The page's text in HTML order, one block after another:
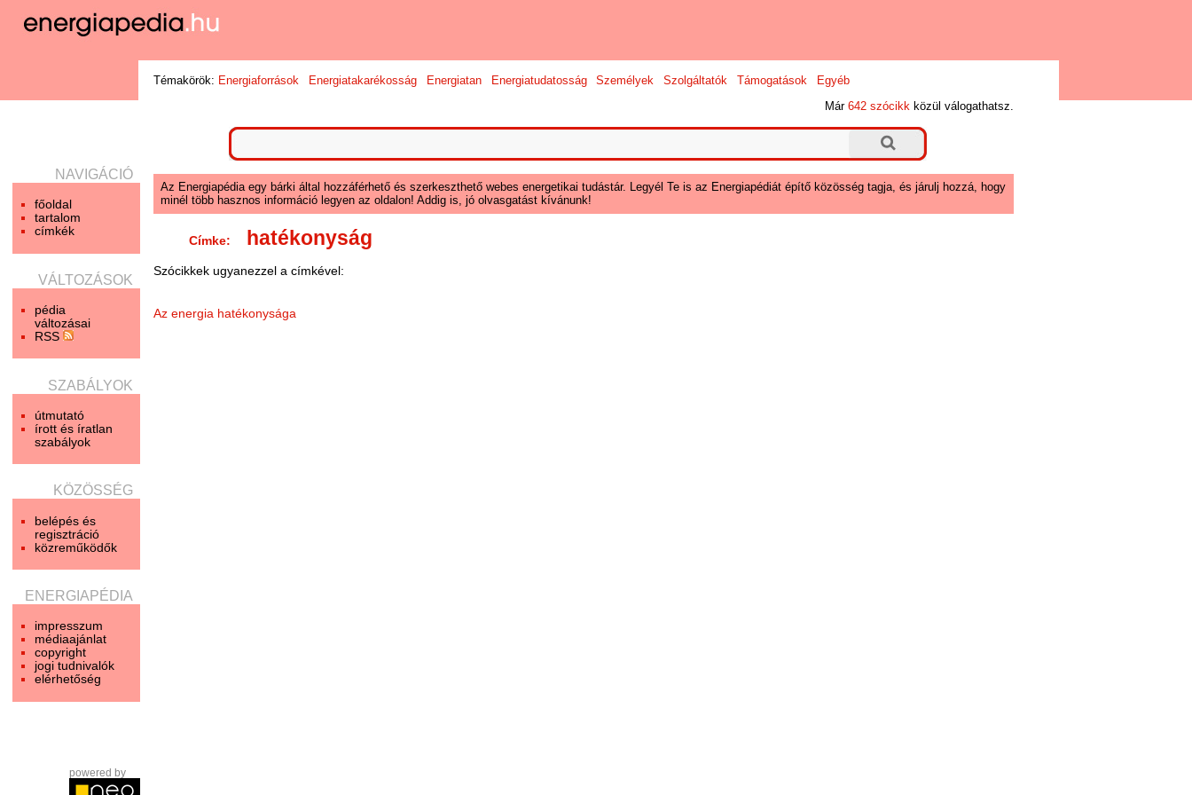
NAVIGÁCIÓ
főoldal
tartalom
címkék
VÁLTOZÁSOK
pédia
változásai
RSS
SZABÁLYOK
útmutató
írott és íratlan
szabályok
KÖZÖSSÉG
belépés és
regisztráció
közreműködők
ENERGIAPÉDIA
impresszum
médiaajánlat
copyright
jogi tudnivalók
elérhetőség
powered by
Témakörök: Energiaforrások Energiatakarékosság Energiatan Energiatudatosság Személyek Szolgáltatók Támogatások
Egyéb
Már642 szócikk közül válogathatsz.
Az Energiapédia egy bárki által hozzáférhető és szerkeszthető webes energetikai tudástár. Legyél Te is az Energiapédiát építő közösség tagja, és járulj hozzá, hogy
minél több hasznos információ legyen az oldalon! Addig is, jó olvasgatást kívánunk!
Címke: hatékonyság
Szócikkek ugyanezzel a címkével:
Az energia hatékonysága